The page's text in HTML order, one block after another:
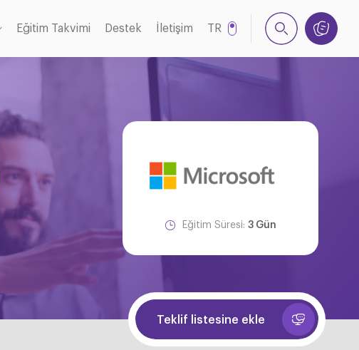
Eğitim Takvimi Destek İletişim
TR
Eğitim Süresi: 3 Gün
Teklif listesine ekle